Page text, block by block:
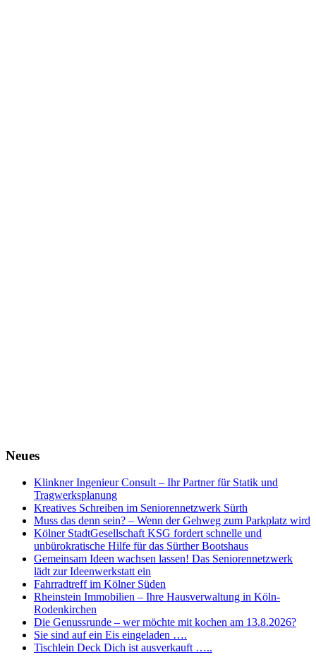
Neues
Klinkner Ingenieur Consult – Ihr Partner für Statik und
Tragwerksplanung
Kreatives Schreiben im Seniorennetzwerk Sürth
Muss das denn sein? – Wenn der Gehweg zum Parkplatz wird
Kölner StadtGesellschaft KSG fordert schnelle und
unbürokratische Hilfe für das Sürther Bootshaus
Gemeinsam Ideen wachsen lassen! Das Seniorennetzwerk
lädt zur Ideenwerkstatt ein
Fahrradtreff im Kölner Süden
Rheinstein Immobilien – Ihre Hausverwaltung in Köln-
Rodenkirchen
Die Genussrunde – wer möchte mit kochen am 13.8.2026?
Sie sind auf ein Eis eingeladen ….
Tischlein Deck Dich ist ausverkauft …..